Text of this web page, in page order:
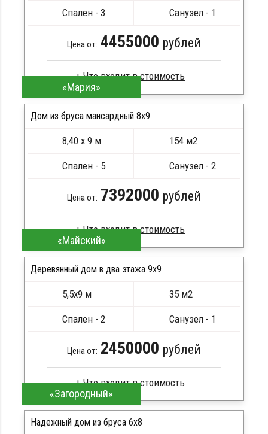
Металлические сваи 108 диаметр
Спален - 3 Санузел - 1
Цена от: 4455000 рублей
Брус камерной сушки
Стропила, балки 50х200 мм
Метизы, саморезы, гвозди
Сборка на березовые нагеля, джут
ПОДРОБНЕЕ
«Мария»
Дом из бруса мансардный 8x9
8,40 х 9 м 154 м2
Спален - 5 Санузел - 2
Цена от: 7392000 рублей
Брус естественной влажности
Стропила, балки 50х200 мм
Метизы, саморезы, гвозди
Сборка на березовые нагеля, джут
ПОДРОБНЕЕ
«Майский»
Деревянный дом в два этажа 9x9
5,5х9 м 35 м2
Спален - 2 Санузел - 1
Цена от: 2450000 рублей
Профилированный брус
Стропила, балки 50х200 мм
«Загородный»
Надежный дом из бруса 6x8